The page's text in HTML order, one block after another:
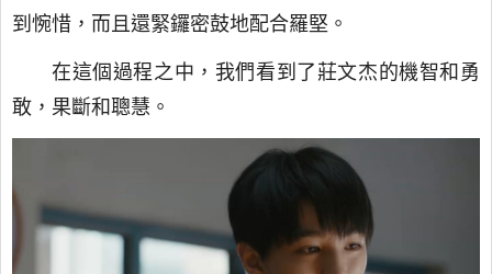
到惋惜，而且還緊鑼密鼓地配合羅堅。
在這個過程之中，我們看到了莊文杰的機智和勇
敢，果斷和聰慧。